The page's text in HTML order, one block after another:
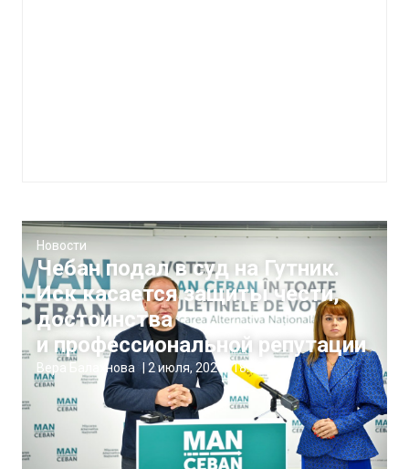
Новости
Чебан подал в суд на Гутник.
Иск касается защиты чести,
достоинства
и профессиональной репутации
Вера Балахнова |2 июля, 2026 18:58